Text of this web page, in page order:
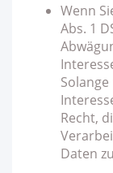
Wenn
Abs. 1
Recht,
Daten